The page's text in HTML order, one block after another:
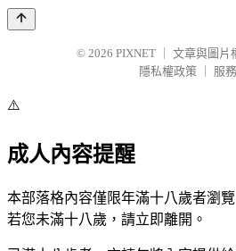
© 2026 PIXNET
文章與圖片
隱私權政策
服
⚠️
成人內容提醒
本部落格內容僅限年滿十八歲者瀏覽
若您未滿十八歲，請立即離開。